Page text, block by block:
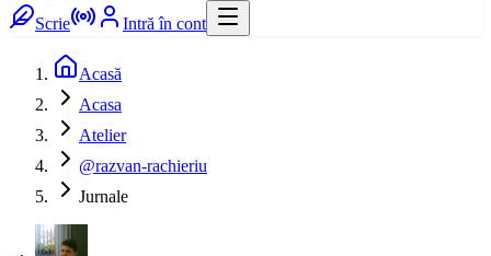
Scrie Intră în cont
Acasă
Acasa
Atelier
@razvan-rachieriu
Jurnale